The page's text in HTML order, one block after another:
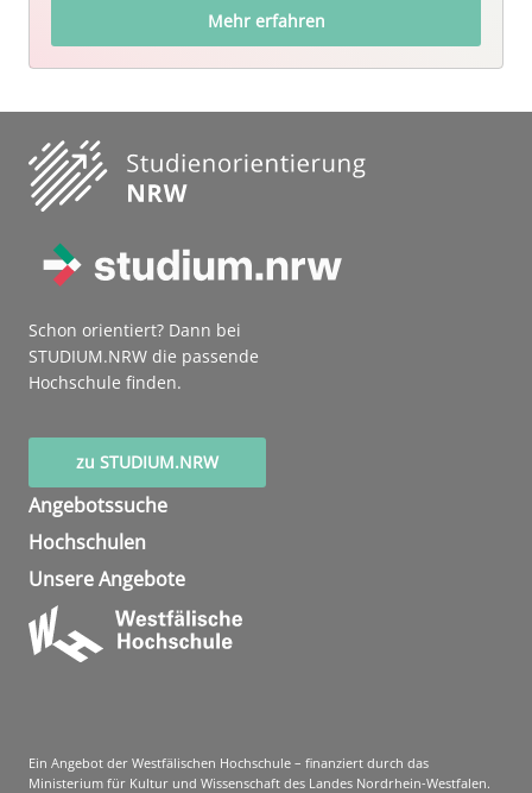
Mehr erfahren
Schon orientiert? Dann bei
STUDIUM.NRW die passende
Hochschule finden.
zu STUDIUM.NRW
Angebotssuche
Hochschulen
Unsere Angebote
Ein Angebot der Westfälischen Hochschule – finanziert durch das
Ministerium für Kultur und Wissenschaft des Landes Nordrhein-Westfalen.